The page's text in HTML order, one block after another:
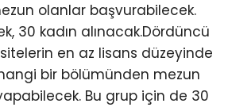
olanlar başvurabilecek.
30 kadın alınacak.Dördüncü
en az lisans düzeyinde
bir bölümünden mezun
Bu grup için de 30